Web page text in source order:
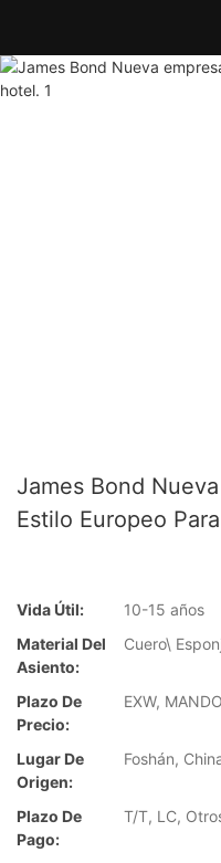
James Bond
Estilo Europeo
Vida Útil:
10-15 años
Material Del
Asiento:
Cuero\
Plazo De
Precio:
EXW,
Lugar De
Origen:
Foshán,
Plazo De
Pago:
T/T, LC,